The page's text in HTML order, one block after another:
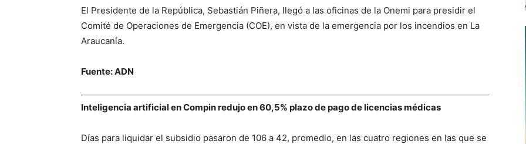
El Presidente de la República, Sebastián Piñera, llegó a las oficinas de la Onemi para presidir el
Comité de Operaciones de Emergencia (COE), en vista de la emergencia por los incendios en La
Araucanía.
Fuente: ADN
Inteligencia artificial en Compin redujo en 60,5% plazo de pago de licencias médicas
Días para liquidar el subsidio pasaron de 106 a 42, promedio, en las cuatro regiones en las que se